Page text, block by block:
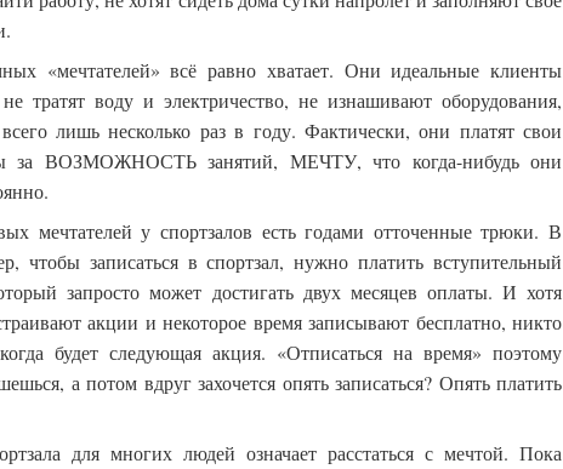
«мечтателей» всё равно хватает. Они идеальные клиенты
тратят воду и электричество, не изнашивают оборудования,
лишь несколько раз в году. Фактически, они платят свои
за ВОЗМОЖНОСТЬ занятий, МЕЧТУ, что когда-нибудь они
мечтателей у спортзалов есть годами отточенные трюки. В
чтобы записаться в спортзал, нужно платить вступительный
запросто может достигать двух месяцев оплаты. И хотя
акции и некоторое время записывают бесплатно, никто
будет следующая акция. «Отписаться на время» поэтому
а потом вдруг захочется опять записаться? Опять платить
для многих людей означает расстаться с мечтой. Пока